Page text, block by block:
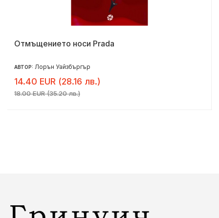
Отмъщението носи Prada
АВТОР: Лорън Уайзбъргър
14.40 EUR (28.16 лв.)
18.00 EUR (35.20 лв.)